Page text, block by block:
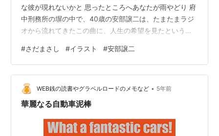
な彼が現れないかと 思ったところへあなたが雨やどり 府
中刑務所の塀の中で、40歳の安部譲二は、たまたまラジ
オから流れてきたこの曲に、人生の希望を見たという。
も人気の高い曲であるが、私はどうも好きじゃない。曲
はこう続く すいませんねと笑うあなたの笑顔とても凛々
しくて前歯から右に四本目に虫歯がありましてしかたが
ないので買ったばかりのスヌーピーのハンカチ貸してあ
げたけど 傘の方が良かったかしら 私がこの曲に出会った
#さだまさし #イラスト #安部譲二
WEB銭の読書やグラベルロードのメモなど • 5年前
華麗なる自動車泥棒